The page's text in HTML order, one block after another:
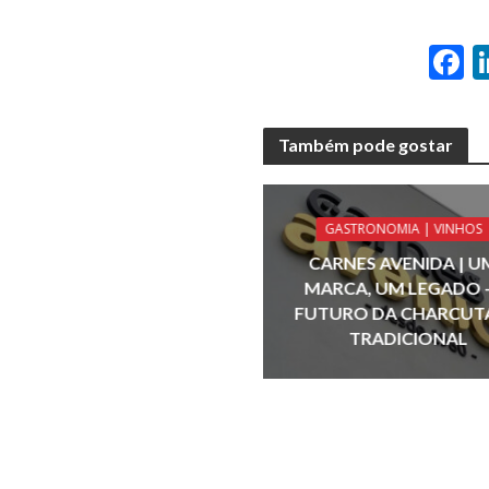
F
e
b
o
k
Também pode gostar
GASTRONOMIA | VINHOS
CARNES AVENIDA |
MARCA, UM LEGADO
FUTURO DA
TRADICIONAL